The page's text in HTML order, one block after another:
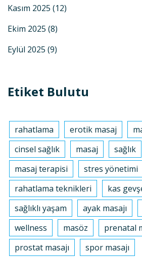
Kasım 2025 (12)
Ekim 2025 (8)
Eylül 2025 (9)
Etiket Bulutu
rahatlama erotik masaj
cinsel sağlık
masaj sağlık
masaj terapisi
stres yönetimi
rahatlama teknikleri
kas
sağlıklı yaşam
ayak masajı
wellness
masöz
prenatal
prostat masajı
spor masajı